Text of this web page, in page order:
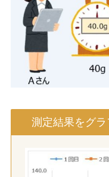
測定結果をグ